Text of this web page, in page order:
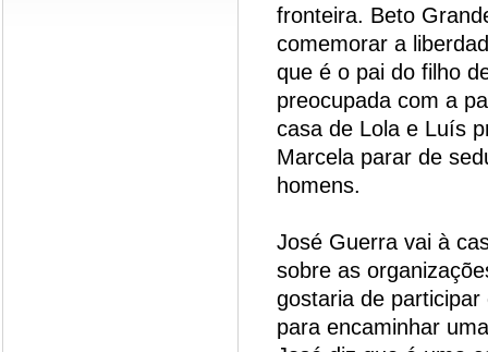
fronteira. Beto
comemorar a
que é o pai do filho
preocupada com a
casa de Lola e Luís
Marcela parar de
homens.
José Guerra vai à
sobre as
gostaria de
para encaminhar